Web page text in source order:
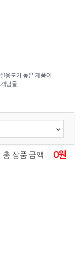
용도가 높은 제품이
님들
총 상품 금액 0원